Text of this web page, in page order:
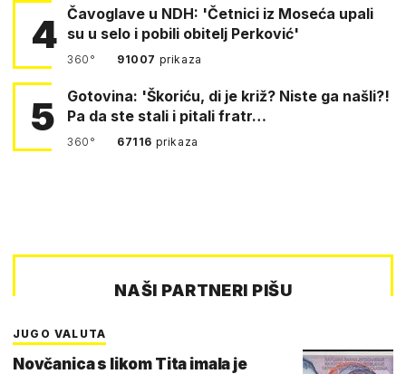
4 Čavoglave u NDH: 'Četnici iz Moseća upali
su u selo i pobili obitelj Perković'
360° 91007 prikaza
5
Gotovina: 'Škoriću, di je križ? Niste ga našli?!
Pa da ste stali i pitali fratr…
360° 67116 prikaza
NAŠI PARTNERI PIŠU
JUGO VALUTA
Novčanica s likom Tita imala je